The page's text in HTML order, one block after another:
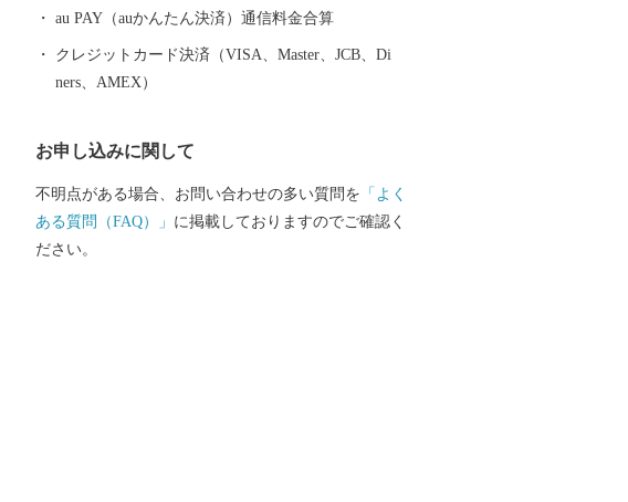
お申し込みは24時間受け付けております。 お問合せ
は、下記にお願いいたします。 ＜返礼品・申込情報に
受付時間 9:00～17:00 ※土曜日・日曜日・祝
日・夏季休業（8/13～8/15）・年末年始 の お問
い合わせにはお応え出来ません。 ******************
au PAY（auかんたん決済）通信料金合算
クレジットカード決済（VISA、Master、JCB、Di
ners、AMEX）
お申し込みに関して
不明点がある場合、お問い合わせの多い質問を 「よく
ある質問（FAQ）」 に掲載しておりますのでご確認く
ださい。